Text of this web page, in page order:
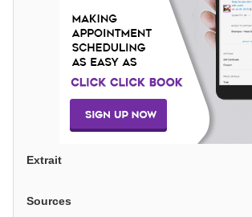
Extrait
Sources